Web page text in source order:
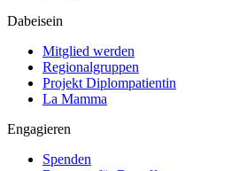
Dabeisein
Mitglied werden
Regionalgruppen
Projekt Diplompatientin
La Mamma
Engagieren
Spenden